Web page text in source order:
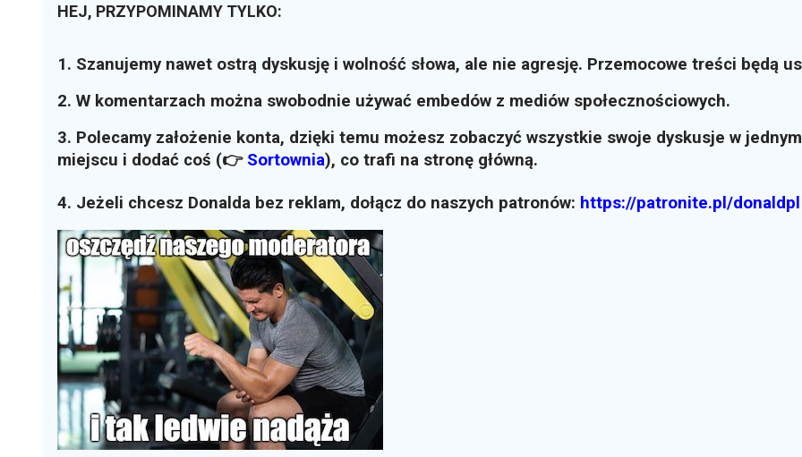
HEJ, PRZYPOMINAMY TYLKO:
1. Szanujemy nawet ostrą dyskusję i wolność słowa, ale nie agresję. Przemocowe treści będą
2. W komentarzach można swobodnie używać embedów z mediów społecznościowych.
3. Polecamy założenie konta, dzięki temu możesz zobaczyć wszystkie swoje dyskusje w jednym
miejscu i dodać coś (👉 Sortownia), co trafi na stronę główną.
4. Jeżeli chcesz Donalda bez reklam, dołącz do naszych patronów: https://patronite.pl/donaldpl